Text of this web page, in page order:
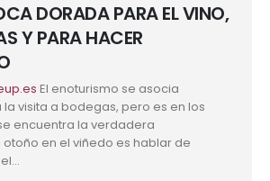
DORADA PARA EL VINO,
Y PARA HACER
El enoturismo se asocia
visita a bodegas, pero es en los
encuentra la verdadera
en el viñedo es hablar de